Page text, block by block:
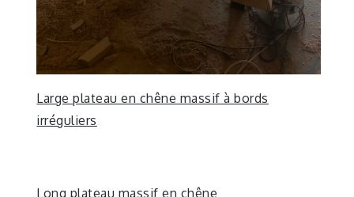
Large plateau en chêne massif à bords
irréguliers
Long plateau massif en chêne